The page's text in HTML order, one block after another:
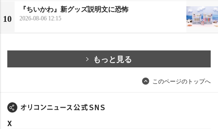
10
『ちいかわ』新グッズ説明文に恐怖
2026-08-06 12:15
もっと見る
このページのトップへ
X